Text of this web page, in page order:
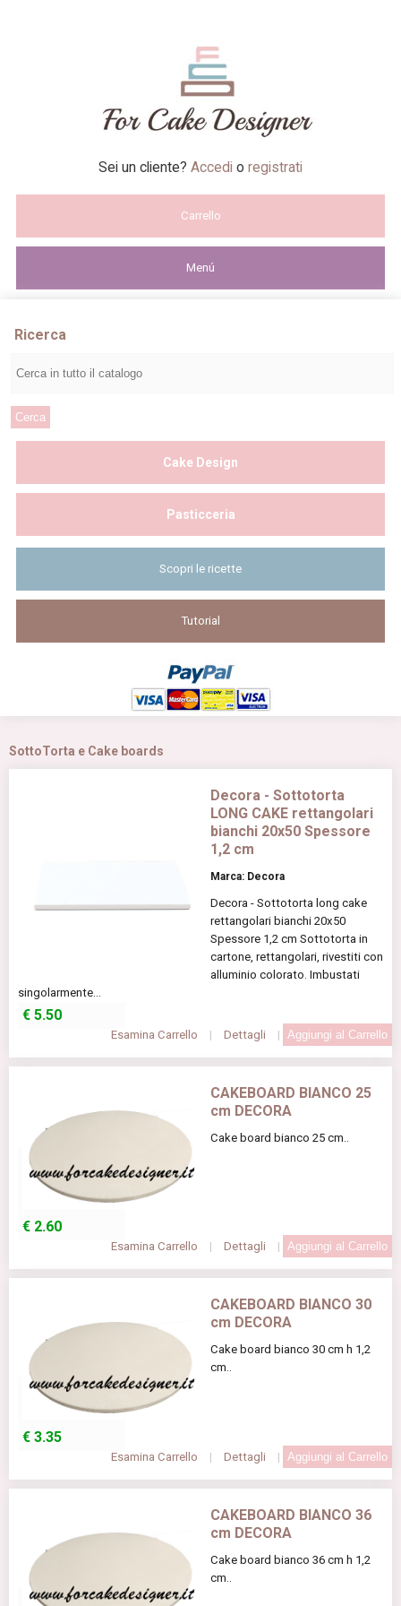
Sei un cliente? Accedi o registrati
Carrello
Menú
Ricerca
Cake Design
Pasticceria
Scopri le ricette
Tutorial
SottoTorta e Cake boards
Decora - Sottotorta
LONG CAKE rettangolari
bianchi 20x50 Spessore
1,2 cm
Marca: Decora
Decora - Sottotorta long cake
rettangolari bianchi 20x50
Spessore 1,2 cm Sottotorta in
cartone, rettangolari, rivestiti con
alluminio colorato. Imbustati
singolarmente...
€ 5.50
Esamina Carrello | Dettagli |
CAKEBOARD BIANCO 25
cm DECORA
Cake board bianco 25 cm..
€ 2.60
Esamina Carrello | Dettagli |
CAKEBOARD BIANCO 30
cm DECORA
Cake board bianco 30 cm h 1,2
cm..
€ 3.35
Esamina Carrello | Dettagli |
CAKEBOARD BIANCO 36
cm DECORA
Cake board bianco 36 cm h 1,2
cm..